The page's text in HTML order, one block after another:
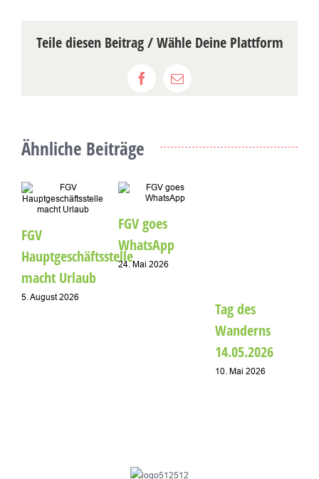
Teile diesen Beitrag / Wähle Deine Plattform
Facebook
E-
Ähnliche Beiträge
FGV
Hauptgeschäftsstelle
macht Urlaub
5. August 2026
FGV goes
WhatsApp
24. Mai 2026
Tag des
Wanderns
14.05.2026
10. Mai 2026